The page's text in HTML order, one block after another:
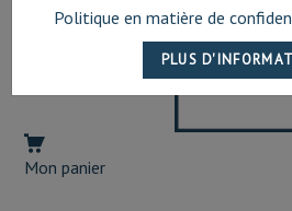
Mon panier
Politique en matière de